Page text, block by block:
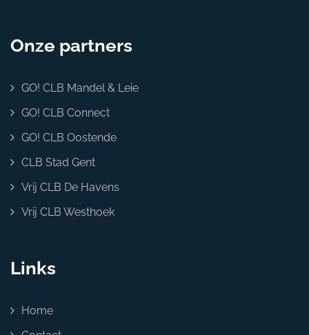
Onze partners
GO! CLB Mandel & Leie
GO! CLB Connect
GO! CLB Oostende
CLB Stad Gent
Vrij CLB De Havens
Vrij CLB Westhoek
Links
Home